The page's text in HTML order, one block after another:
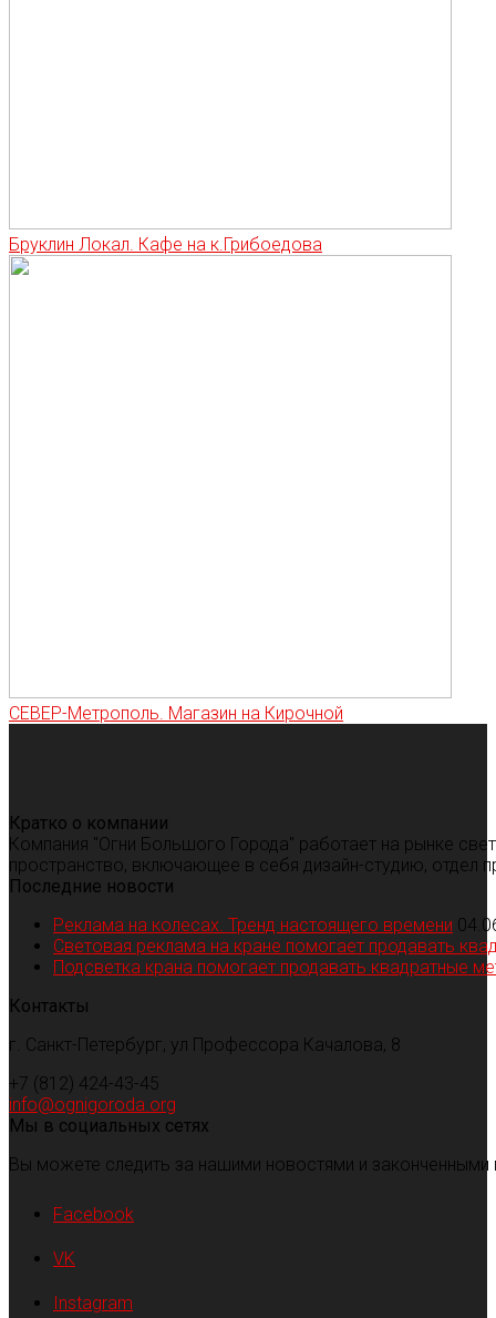
Бруклин Локал. Кафе на к.Грибоедова
СЕВЕР-Метрополь. Магазин на Кирочной
Кратко о компании
Компания "Огни Большого Города" работает на рынке
пространство, включающее в себя дизайн-студию, отдел
Последние новости
Реклама на колесах. Тренд настоящего времени
Световая реклама на кране помогает продавать
Подсветка крана помогает продавать квадратные
Контакты
г. Санкт-Петербург, ул Профессора Качалова, 8
+7 (812) 424-43-45
info@ognigoroda.org
Мы в социальных сетях
Вы можете следить за нашими новостями и
Facebook
VK
Instagram